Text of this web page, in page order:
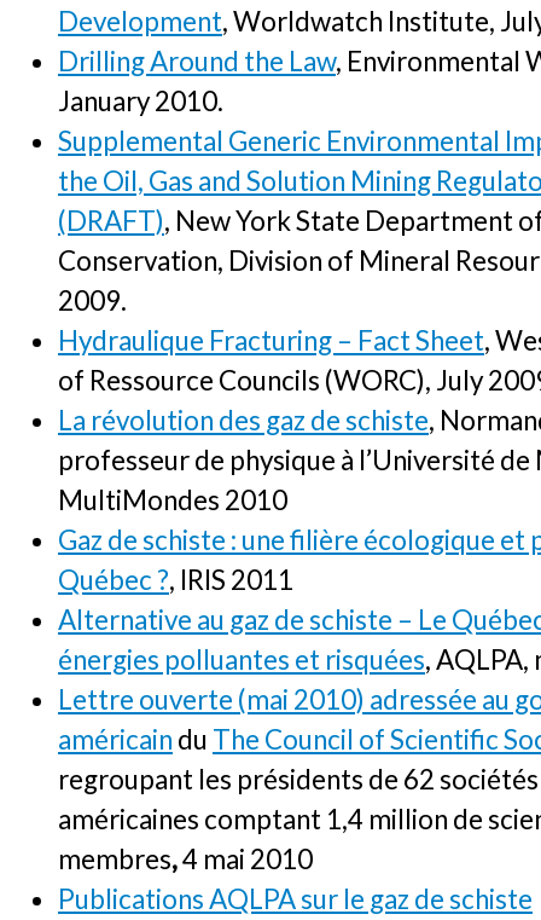
Development, Worldwatch Institute,
Drilling Around the Law, Environmental
January 2010.
Supplemental Generic Environmental
the Oil, Gas and Solution Mining
(DRAFT), New York State Department
Conservation, Division of Mineral
2009.
Hydraulique Fracturing – Fact Sheet,
of Ressource Councils (WORC), July
La révolution des gaz de schiste,
professeur de physique à l’Université
MultiMondes 2010
Gaz de schiste : une filière écologique
Québec ?, IRIS 2011
Alternative au gaz de schiste – Le
énergies polluantes et risquées,
Lettre ouverte (mai 2010) adressée au
américain du The Council of Scientific
regroupant les présidents de 62
américaines comptant 1,4 million de
membres,4 mai 2010
Publications AQLPA sur le gaz de schiste